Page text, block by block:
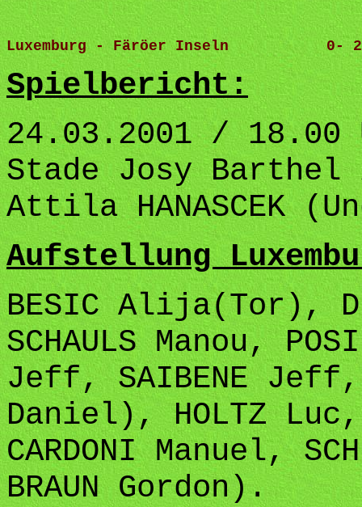
Luxemburg - Färöer Inseln           0-
Spielbericht:
24.03.2001 / 18.00
Stade Josy
Attila HANASCEK
Aufstellung
BESIC Alija(Tor),
SCHAULS Manou,
Jeff, SAIBENE Jeff,
Daniel), HOLTZ
CARDONI Manuel,
BRAUN Gordon).